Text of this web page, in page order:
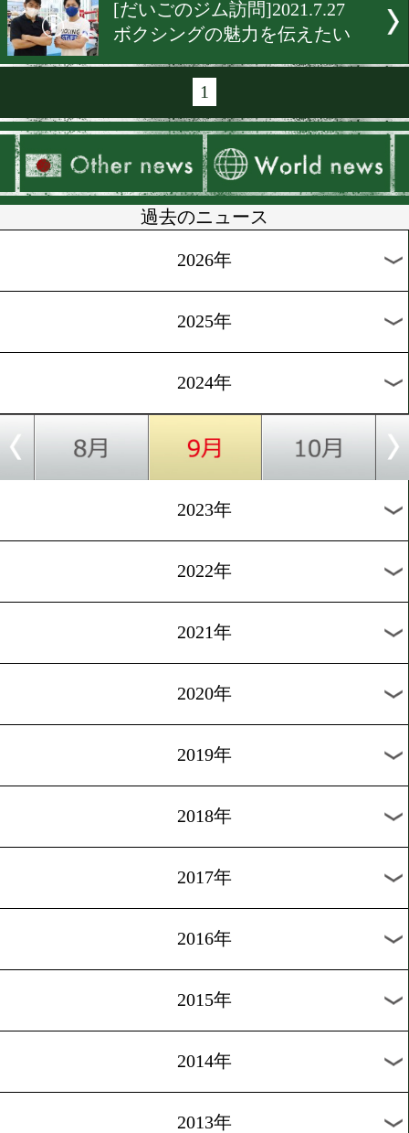
元祖広島汁なし担担麺「き
く」が東京初出店!
[特集]2021.12.1
真価が問われるタイトル戦
祥紀(横浜光)
[観戦記]2021.9.24
だいごの地方観戦記(大分
市編)
[コラム]2021.9.3
ボクシングの魅力を伝えた
過去のニュース
2026年
2025年
2024年
2023年
2022年